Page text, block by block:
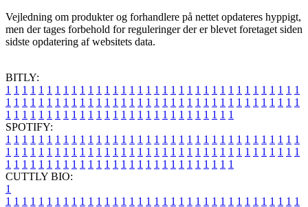
Vejledning om produkter og forhandlere på nettet opdateres hyppigt,
men der tages forbehold for reguleringer der er blevet foretaget siden
sidste opdatering af websitets data.
BITLY:
1 1 1 1 1 1 1 1 1 1 1 1 1 1 1 1 1 1 1 1 1 1 1 1 1 1 1 1 1 1 1 1 1 1 1 1
1 1 1 1 1 1 1 1 1 1 1 1 1 1 1 1 1 1 1 1 1 1 1 1 1 1 1 1 1 1 1 1 1 1 1 1
1 1 1 1 1 1 1 1 1 1 1 1 1 1 1 1 1 1 1 1 1 1 1 1 1 1 1 1
SPOTIFY:
1 1 1 1 1 1 1 1 1 1 1 1 1 1 1 1 1 1 1 1 1 1 1 1 1 1 1 1 1 1 1 1 1 1 1 1
1 1 1 1 1 1 1 1 1 1 1 1 1 1 1 1 1 1 1 1 1 1 1 1 1 1 1 1 1 1 1 1 1 1 1 1
1 1 1 1 1 1 1 1 1 1 1 1 1 1 1 1 1 1 1 1 1 1 1 1 1 1 1 1
CUTTLY BIO:
1
1 1 1 1 1 1 1 1 1 1 1 1 1 1 1 1 1 1 1 1 1 1 1 1 1 1 1 1 1 1 1 1 1 1 1 1